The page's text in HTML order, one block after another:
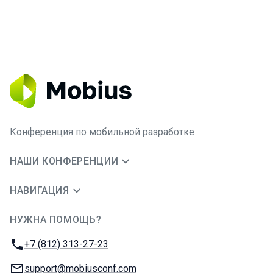
Конференция по мобильной разработке
НАШИ КОНФЕРЕНЦИИ
НАВИГАЦИЯ
НУЖНА ПОМОЩЬ?
Телефон:
+7 (812) 313-27-23
E-mail:
support@mobiusconf.com